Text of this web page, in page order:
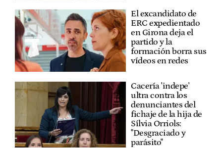
El excandidato de
ERC expedientado
en Girona deja el
partido y la
formación borra sus
vídeos en redes
Cacería 'indepe'
ultra contra los
denunciantes del
fichaje de la hija de
Sílvia Orriols:
"Desgraciado y
parásito"